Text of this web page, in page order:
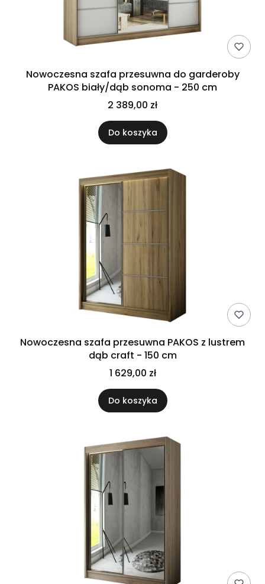
Nowoczesna szafa przesuwna do garderoby
PAKOS biały/dąb sonoma - 250 cm
2 389,00 zł
Do koszyka
Nowoczesna szafa przesuwna PAKOS z lustrem
dąb craft - 150 cm
1 629,00 zł
Do koszyka